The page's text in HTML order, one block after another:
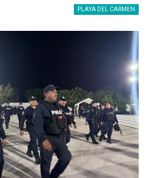
PLAYA DEL CARMEN